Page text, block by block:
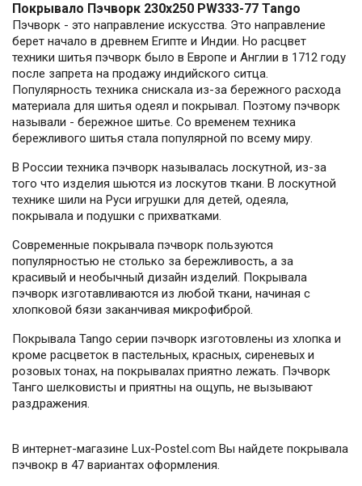
Покрывало Пэчворк 230х250 PW333-77 Tango
Пэчворк - это направление искусства. Это направление
берет начало в древнем Египте и Индии. Но расцвет
техники шитья пэчворк было в Европе и Англии в 1712 году
после запрета на продажу индийского ситца.
Популярность техника снискала из-за бережного расхода
материала для шитья одеял и покрывал. Поэтому пэчворк
называли - бережное шитье. Со временем техника
бережливого шитья стала популярной по всему миру.
В России техника пэчворк называлась лоскутной, из-за
того что изделия шьются из лоскутов ткани. В лоскутной
технике шили на Руси игрушки для детей, одеяла,
покрывала и подушки с прихватками.
Современные покрывала пэчворк пользуются
популярностью не столько за бережливость, а за
красивый и необычный дизайн изделий. Покрывала
пэчворк изготавливаются из любой ткани, начиная с
хлопковой бязи заканчивая микрофиброй.
Покрывала Tango серии пэчворк изготовлены из хлопка и
кроме расцветок в пастельных, красных, сиреневых и
розовых тонах, на покрывалах приятно лежать. Пэчворк
Танго шелковисты и приятны на ощупь, не вызывают
раздражения.
В интернет-магазине Lux-Postel.com Вы найдете покрывала
пэчвокр в 47 вариантах оформления.